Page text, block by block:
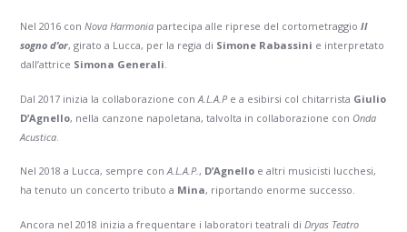
Nel 2016 conNova Harmonia partecipa alle riprese del cortometraggioIl
sogno d’or, girato a Lucca, per la regia di Simone Rabassini e interpretato
dall’attrice Simona Generali.
Dal 2017 inizia la collaborazione con A.L.A.P e a esibirsi col chitarrista Giulio
D’Agnello, nella canzone napoletana, talvolta in collaborazione con Onda
Acustica
Nel 2018 a Lucca, sempre conA.L.A.P., D’Agnello e altri musicisti lucchesi,
ha tenuto un concerto tributo a Mina, riportando enorme successo.
Ancora nel 2018 inizia a frequentare i laboratori teatrali diDryas Teatro